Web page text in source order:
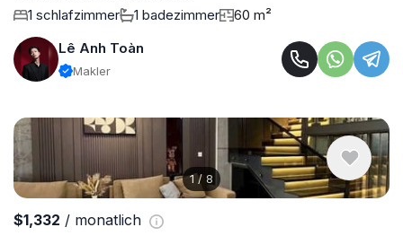
1 schlafzimmer 1 badezimmer
60 m²
Lê Anh Toàn
Makler
1 / 8
$1,332 / monatlich